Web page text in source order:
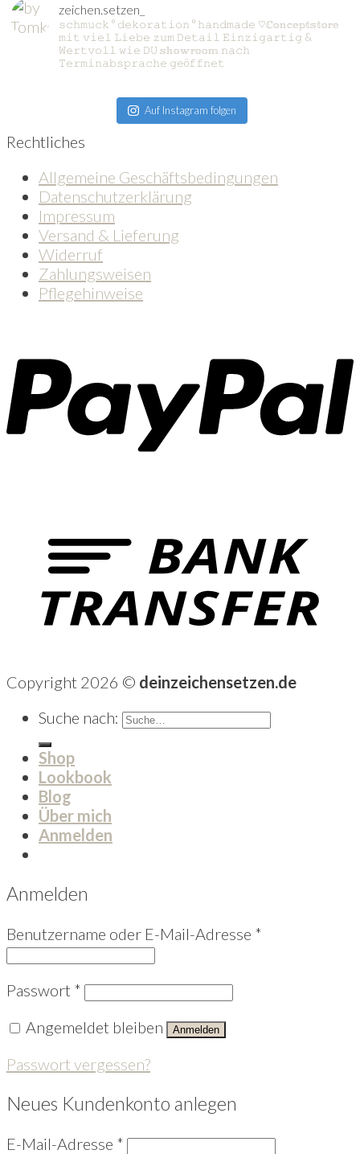
zeichen.setzen_
𝚜𝚌𝚑𝚖𝚞𝚌𝚔 ° 𝚍𝚎𝚔𝚘𝚛𝚊𝚝𝚒𝚘𝚗 ° 𝚑𝚊𝚗𝚍𝚖𝚊𝚍𝚎 ♡ℂ𝕠𝕟𝕔𝕖𝕡𝕥𝕤𝕥𝕠𝕣𝕖
𝚖𝚒𝚝 𝚟𝚒𝚎𝚕 𝙻𝚒𝚎𝚋𝚎 𝚣𝚞𝚖 𝙳𝚎𝚝𝚊𝚒𝚕 𝙴𝚒𝚗𝚣𝚒𝚐𝚊𝚛𝚝𝚒𝚐 &
𝚆𝚎𝚛𝚝𝚟𝚘𝚕𝚕 𝚠𝚒𝚎 𝙳𝚄𝕤𝕙𝕠𝕨𝕣𝕠𝕠𝕞 𝚗𝚊𝚌𝚑
𝚃𝚎𝚛𝚖𝚒𝚗𝚊𝚋𝚜𝚙𝚛𝚊𝚌𝚑𝚎 𝚐𝚎ö𝚏𝚏𝚗𝚎𝚝
Auf Instagram folgen
Rechtliches
Allgemeine Geschäftsbedingungen
Datenschutzerklärung
Impressum
Versand & Lieferung
Widerruf
Zahlungsweisen
Pflegehinweise
Copyright 2026 © deinzeichensetzen.de
Suche nach:
Shop
Lookbook
Blog
Über mich
Anmelden
Anmelden
Benutzername oder E-Mail-Adresse *
Passwort *
Angemeldet bleiben
Anmelden
Passwort vergessen?
Neues Kundenkonto anlegen
E-Mail-Adresse *